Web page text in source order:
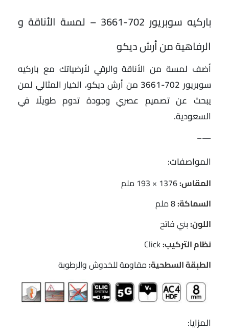
باركيه سوبريور 702-3661 – لمسة الأناقة و
الرفاهية من أرش ديكو
أضف لمسة من الأناقة والرقي لأرضياتك مع باركيه
سوبريور 702-3661 من أرش ديكو، الخيار المثالي لمن
يبحث عن تصميم عصري وجودة تدوم طويلًا في
السعودية.
—–
المواصفات:
المقاس:
السماكة:
اللون:بني فاتح
نظام التركيب:
الطبقة السطحية:مقاومة للخدوش والرطوبة
المزايا: